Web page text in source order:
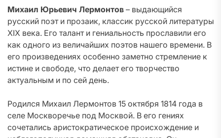
Михаил Юрьевич Лермонтов – выдающийся
русский поэт и прозаик, классик русской литературы
XIX века. Его талант и гениальность прославили его
как одного из величайших поэтов нашего времени. В
его произведениях особенно заметно стремление к
истине и свободе, что делает его творчество
актуальным и по сей день.
Родился Михаил Лермонтов 15 октября 1814 года в
селе Москворечье под Москвой. В его гениях
сочетались аристократическое происхождение и